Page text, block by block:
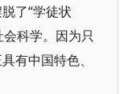
了“学徒状
会科学。因为只
有中国特色、